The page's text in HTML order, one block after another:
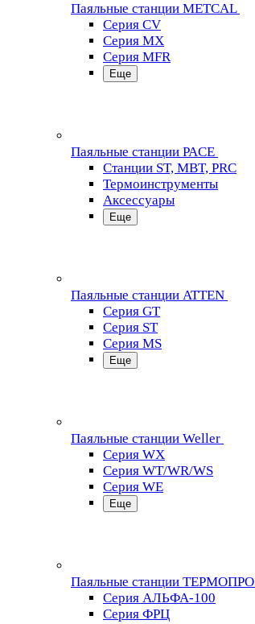
Паяльные станции METCAL
Серия CV
Серия MX
Серия MFR
Еще
Паяльные станции PACE
Станции ST, MBT, PRC
Термоинструменты
Аксессуары
Еще
Паяльные станции ATTEN
Серия GT
Серия ST
Серия MS
Еще
Паяльные станции Weller
Серия WX
Серия WT/WR/WS
Серия WE
Еще
Паяльные станции ТЕРМОПРО
Серия АЛЬФА-100
Серия ФРЦ